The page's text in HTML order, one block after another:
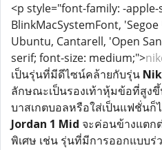
<p style="font-family: -apple-
BlinkMacSystemFont,
Ubuntu, Cantarell, 'Open
serif; font-size: medium;">
เป็นรุ่นที่มีดีไซน์คล้ายกับรุ่น
ลักษณะเป็นรองเท้าหุ้มข้อที่สูง
บาสเกตบอลหรือใส่เป็นแฟชั่นก็
Jordan 1 Mid จะค่อนข้างแตก
พิเศษ เช่น รุ่นที่มีการออกแบบ